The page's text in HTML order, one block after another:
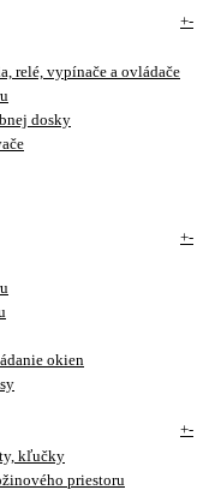
+-
relé, vypínače a ovládače
dosky
+-
okien
+-
kľučky
priestoru